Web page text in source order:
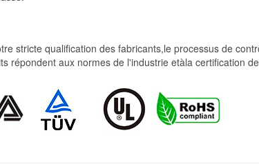
stricte qualification des fabricants,le processus de
répondent aux normes de l'industrie etàla certification